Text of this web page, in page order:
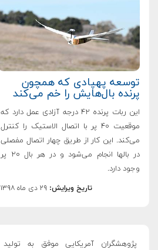
توسعه پهپادی که همچون
پرنده بال‌هایش را خم می‌کند
این ربات پرنده ۴۲ درجه آزادی عمل دارد که
موقعیت ۴۰ پر با اتصال الاستیک را کنترل
می‌کند. این کار از طریق چهار اتصال مفصلی
در بالها انجام می‌شود و در هر بال ۲۰ پر
وجود دارد.
تاریخ ویرایش: ۲۹ دی ماه ۱۳۹۸
پژوهشگران آمریکایی موفق به تولید